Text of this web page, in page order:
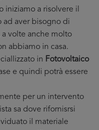
iniziamo a risolvere il
ad aver bisogno di
a volte anche molto
abbiamo in casa.
in Fotovoltaico
e quindi potrà essere
per un intervento
sa dove rifornisrsi
il materiale